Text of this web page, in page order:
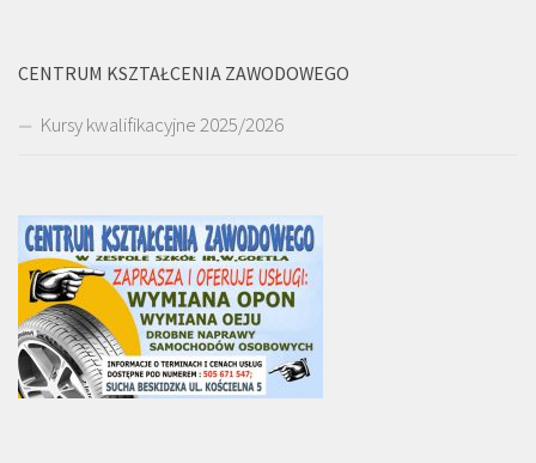
CENTRUM KSZTAŁCENIA ZAWODOWEGO
Kursy kwalifikacyjne 2025/2026